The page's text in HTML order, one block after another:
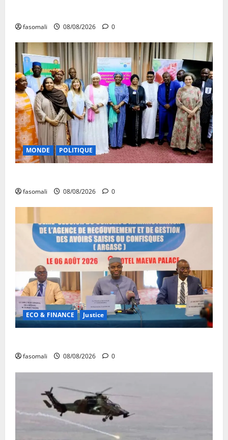
fasomali 08/08/2026 0
MONDE POLITIQUE
fasomali 08/08/2026 0
ECO & FINANCE Justice
fasomali 08/08/2026 0